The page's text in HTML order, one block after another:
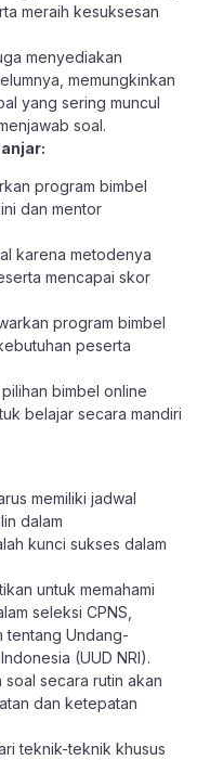
meraih kesuksesan
menyediakan
memungkinkan
yang sering muncul
soal.
program bimbel
dan mentor
karena metodenya
mencapai skor
program bimbel
peserta
bimbel online
belajar secara mandiri
memiliki jadwal
dalam
kunci sukses dalam
untuk memahami
seleksi CPNS,
tentang Undang-
(UUD NRI).
soal secara rutin akan
dan ketepatan
teknik-teknik khusus